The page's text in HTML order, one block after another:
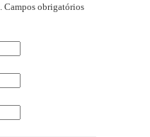
Campos obrigatórios